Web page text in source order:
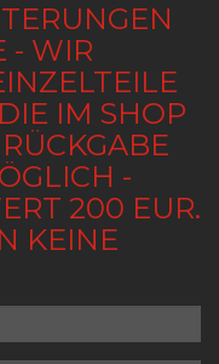
- WIR
IM SHOP
-
200 EUR.
KEINE